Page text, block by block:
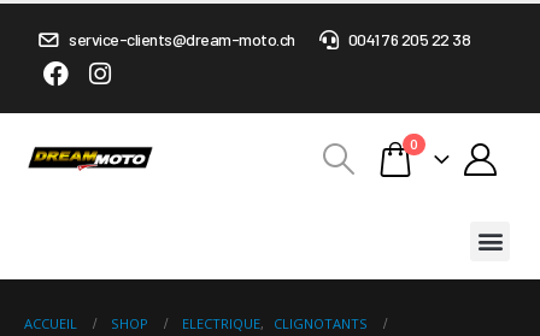
service-clients@dream-moto.ch 0041 76 205 22 38
0
ACCUEIL SHOP ELECTRIQUE,
CLIGNOTANTS